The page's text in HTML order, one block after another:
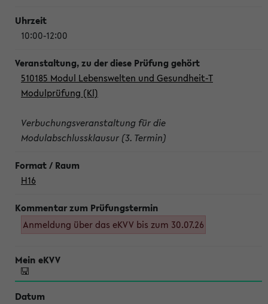
10:00-12:00
510185 Modul Lebenswelten und Gesundheit-T
Modulprüfung (Kl)
Verbuchungsveranstaltung für die
Modulabschlussklausur (3. Termin)
H16
Anmeldung über das eKVV bis zum 30.07.26